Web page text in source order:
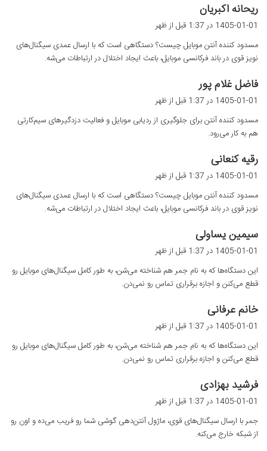
ریحانه اکبریان
ف
:
1405-01-01 در 1:37 قبل از ظهر
مسدود کننده آنتن موبایل چیست؟ دستگاهی است که با ارسال عمدی سیگنال‌های
نویز قوی در باند فرکانسی موبایل، باعث ایجاد اختلال در ارتباطات می‌شه.
فاضل غلام پور
ف
:
1405-01-01 در 1:37 قبل از ظهر
مسدود کننده آنتن برای جلوگیری از ردیابی موبایل و فعالیت دزدگیرهای سیم‌کارتی
هم به کار می‌رود.
رقیه کنعانی
ت
:
1405-01-01 در 1:37 قبل از ظهر
مسدود کننده آنتن موبایل چیست؟ دستگاهی است که با ارسال عمدی سیگنال‌های
نویز قوی در باند فرکانسی موبایل، باعث ایجاد اختلال در ارتباطات می‌شه.
سیمین یساولی
:
1405-01-01 در 1:37 قبل از ظهر
این دستگاه‌ها که به نام جمر هم شناخته می‌شن، به طور کامل سیگنال‌های موبایل رو
قطع می‌کنن و اجازه برقراری تماس رو نمی‌دن.
خانم عرفانی
ت
:
1405-01-01 در 1:37 قبل از ظهر
این دستگاه‌ها که به نام جمر هم شناخته می‌شن، به طور کامل سیگنال‌های موبایل رو
قطع می‌کنن و اجازه برقراری تماس رو نمی‌دن.
فرشید بهزادی
ف
:
1405-01-01 در 1:37 قبل از ظهر
جمر با ارسال سیگنال‌های قوی، ماژول آنتن‌دهی گوشی شما رو فریب می‌ده و اون رو
از شبکه خارج می‌کنه.